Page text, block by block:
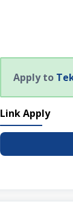
Apply to
Link Apply